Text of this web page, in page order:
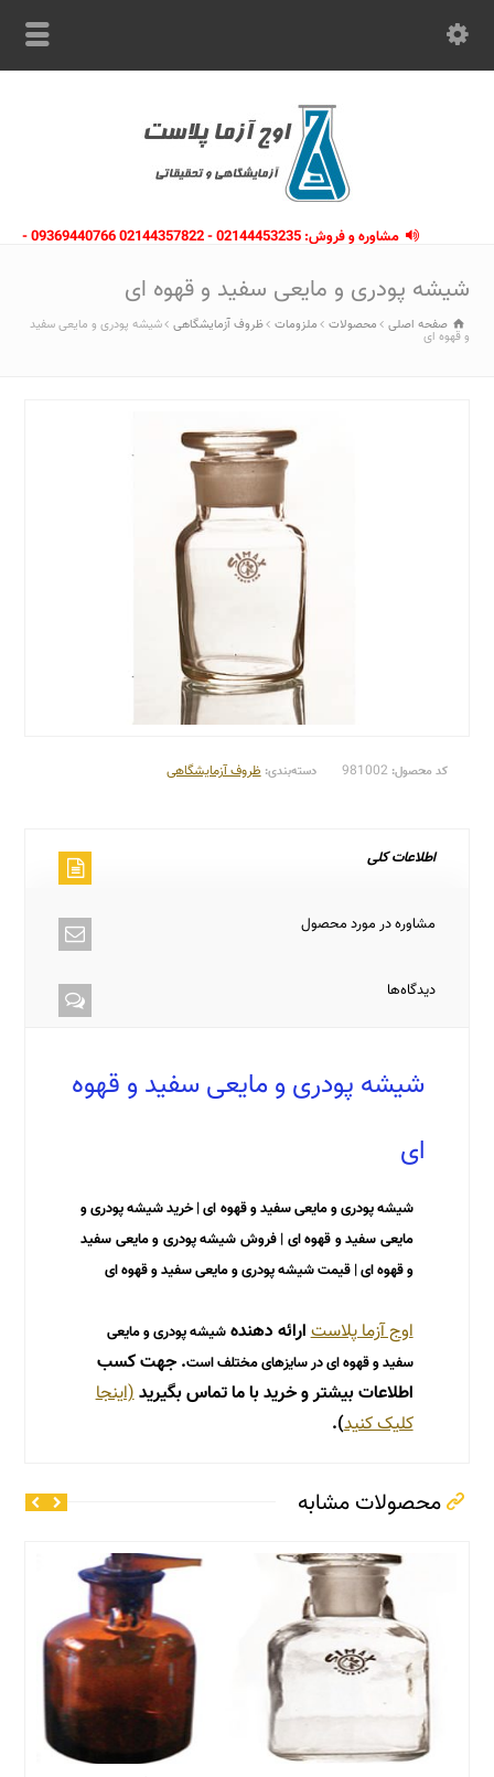
مشاوره و فروش: 02144453235 - 02144357822 09369440766 -
شیشه پودری و مایعی سفید و قهوه ای
صفحه اصلی محصولات ملزومات ظروف آزمایشگاهی شیشه پودری و مایعی سفید
و قهوه ای
کد محصول: دسته‌بندی: ظروف آزمایشگاهی
اطلاعات کلی
مشاوره در مورد محصول
دیدگاه‌ها
شیشه پودری و مایعی سفید و قهوه
ای
شیشه پودری و مایعی سفید و قهوه ای | خرید شیشه پودری و
مایعی سفید و قهوه ای | فروش شیشه پودری و مایعی سفید
و قهوه ای | قیمت شیشه پودری و مایعی سفید و قهوه ای
اوج آزما پلاستارائه دهندهشیشه پودری و مایعی
سفید و قهوه ای در سایزهای مختلف است. جهت کسب
اطلاعات بیشتر و خرید با ما تماس بگیرید(اینجا
کلیک کنید).
محصولات مشابه